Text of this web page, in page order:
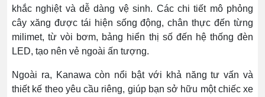
khắc nghiệt và dễ dàng vệ sinh. Các chi tiết mô phỏng
cây xăng được tái hiện sống động, chân thực đến từng
milimet, từ vòi bơm, bảng hiển thị số đến hệ thống đèn
LED, tạo nên vẻ ngoài ấn tượng.
Ngoài ra, Kanawa còn nổi bật với khả năng tư vấn và
thiết kế theo yêu cầu riêng, giúp bạn sở hữu một chiếc xe